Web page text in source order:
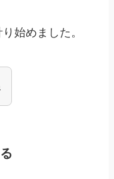
始めました。